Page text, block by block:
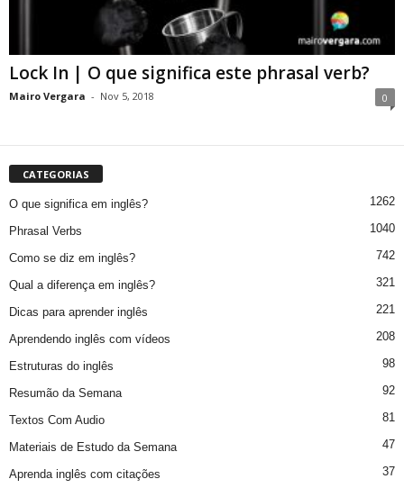
Lock In | O que significa este phrasal verb?
Mairo Vergara - Nov 5, 2018 0
CATEGORIAS
O que significa em inglês? 1262
Phrasal Verbs 1040
Como se diz em inglês? 742
Qual a diferença em inglês? 321
Dicas para aprender inglês 221
Aprendendo inglês com vídeos 208
Estruturas do inglês 98
Resumão da Semana 92
Textos Com Audio 81
Materiais de Estudo da Semana 47
Aprenda inglês com citações 37